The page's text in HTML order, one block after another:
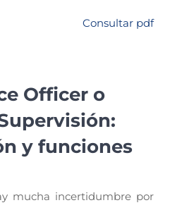
Consultar pdf
Officer o
y funciones
mucha incertidumbre por